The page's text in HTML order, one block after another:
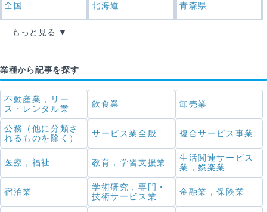
全国 北海道 青森県
もっと見る
業種から記事を探す
不動産業，リー
ス・レンタル業
飲食業 卸売業
公務（他に分類さ
れるものを除く）
サービス業全般 複合サービス事業
医療，福祉 教育，学習支援業
生活関連サービス
業，娯楽業
宿泊業
学術研究，専門・
技術サービス業
金融業，保険業